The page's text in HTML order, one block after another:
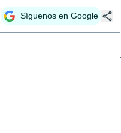
Síguenos en Google